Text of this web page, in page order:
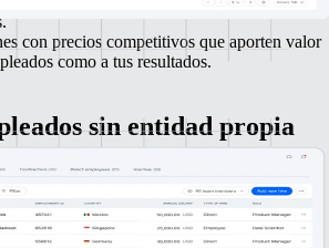
con precios competitivos que aporten valor
como a tus resultados.
sin entidad propia
UU. y en todo el mundo sin tener que
ni abrir entidades internacionales. Contrata
casi cualquier parte del mundo.